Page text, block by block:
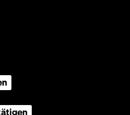
der Bundesregierung für